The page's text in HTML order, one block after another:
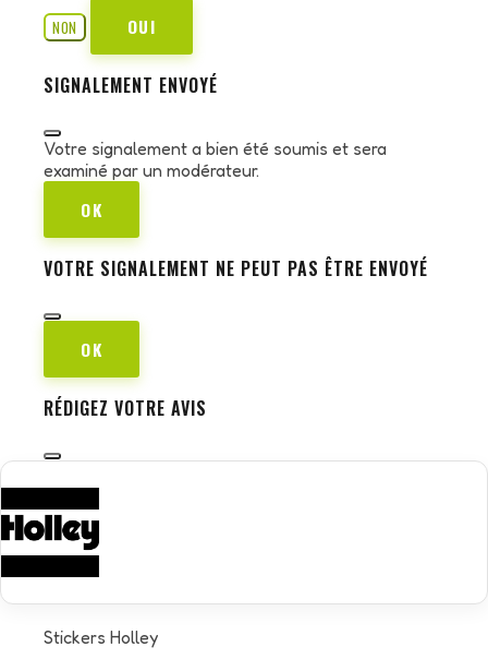
NON
OUI
SIGNALEMENT ENVOYÉ
Votre signalement a bien été soumis et sera
examiné par un modérateur.
OK
VOTRE SIGNALEMENT NE PEUT PAS ÊTRE ENVOYÉ
OK
RÉDIGEZ VOTRE AVIS
Stickers Holley